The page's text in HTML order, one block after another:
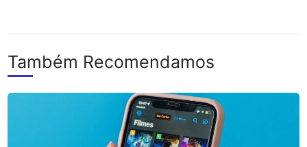
Também Recomendamos